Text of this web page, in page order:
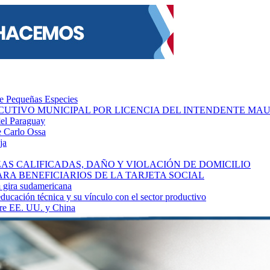
Especies
MUNICIPAL POR LICENCIA DEL INTENDENTE
Paraguay
Ossa
CALIFICADAS, DAÑO Y VIOLACIÓN DE DOMICILIO
BENEFICIARIOS DE LA TARJETA SOCIAL
sudamericana
técnica y su vínculo con el sector productivo
EE. UU. y China